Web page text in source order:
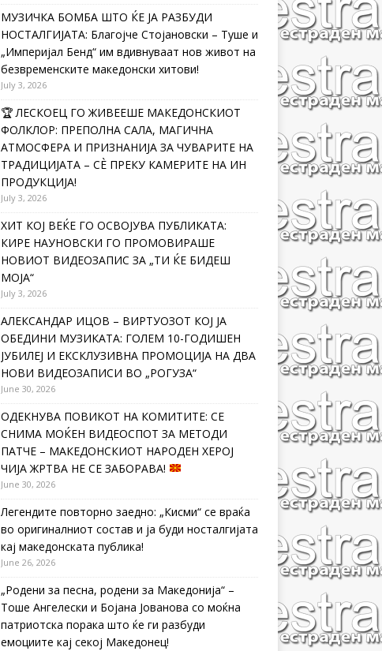
МУЗИЧКА БОМБА ШТО ЌЕ ЈА РАЗБУДИ
НОСТАЛГИЈАТА: Благојче Стојановски – Туше и
„Империјал Бенд“ им вдивнуваат нов живот на
безвременските македонски хитови!
July 3, 2026
🏆 ЛЕСКОЕЦ ГО ЖИВЕЕШЕ МАКЕДОНСКИОТ
ФОЛКЛОР: ПРЕПОЛНА САЛА, МАГИЧНА
АТМОСФЕРА И ПРИЗНАНИЈА ЗА ЧУВАРИТЕ НА
ТРАДИЦИЈАТА – СÈ ПРЕКУ КАМЕРИТЕ НА ИН
ПРОДУКЦИЈА!
July 3, 2026
ХИТ КОЈ ВЕЌЕ ГО ОСВОЈУВА ПУБЛИКАТА:
КИРЕ НАУНОВСКИ ГО ПРОМОВИРАШЕ
НОВИОТ ВИДЕОЗАПИС ЗА „ТИ ЌЕ БИДЕШ
МОЈА“
July 3, 2026
АЛЕКСАНДАР ИЦОВ – ВИРТУОЗОТ КОЈ ЈА
ОБЕДИНИ МУЗИКАТА: ГОЛЕМ 10-ГОДИШЕН
ЈУБИЛЕЈ И ЕКСКЛУЗИВНА ПРОМОЦИЈА НА ДВА
НОВИ ВИДЕОЗАПИСИ ВО „РОГУЗА“
June 30, 2026
ОДЕКНУВА ПОВИКОТ НА КОМИТИТЕ: СЕ
СНИМА МОЌЕН ВИДЕОСПОТ ЗА МЕТОДИ
ПАТЧЕ – МАКЕДОНСКИОТ НАРОДЕН ХЕРОЈ
ЧИЈА ЖРТВА НЕ СЕ ЗАБОРАВА!
June 30, 2026
Легендите повторно заедно: „Кисми“ се враќа
во оригиналниот состав и ја буди носталгијата
кај македонската публика!
June 26, 2026
„Родени за песна, родени за Македонија“ –
Тоше Ангелески и Бојана Јованова со моќна
патриотска порака што ќе ги разбуди
емоциите кај секој Македонец!